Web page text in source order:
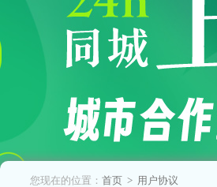
您现在的位置： 首页 > 用户协议